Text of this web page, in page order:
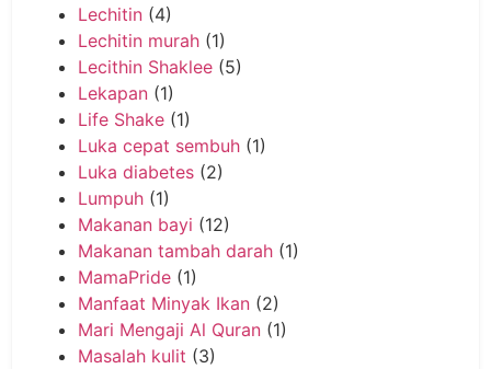
Lechitin (4)
Lechitin murah (1)
Lecithin Shaklee (5)
Lekapan (1)
Life Shake (1)
Luka cepat sembuh (1)
Luka diabetes (2)
Lumpuh (1)
Makanan bayi (12)
Makanan tambah darah (1)
MamaPride (1)
Manfaat Minyak Ikan (2)
Mari Mengaji Al Quran (1)
Masalah kulit (3)